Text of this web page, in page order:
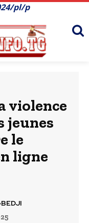
pl/p
violence
jeunes
le
ligne